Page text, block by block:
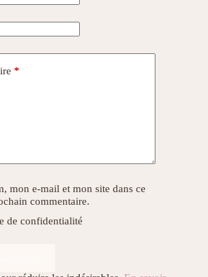
*
mon e-mail et mon site dans ce
commentaire.
de confidentialité